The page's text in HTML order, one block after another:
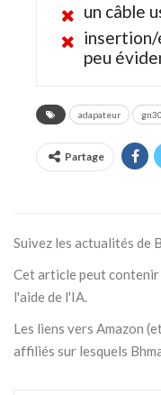
un câble
insertion/
peu
adapateur
Partage
Suivez les actualités de
Cet article peut
l'aide de l'IA.
Les liens vers Amazon
affiliés sur lesquels